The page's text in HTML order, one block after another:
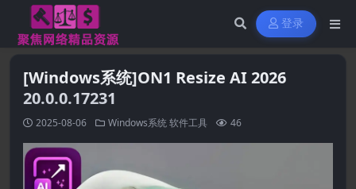
登录
[Windows系统]ON1 Resize AI 2026
20.0.0.17231
2025-08-06 Windows系统软件工具 46